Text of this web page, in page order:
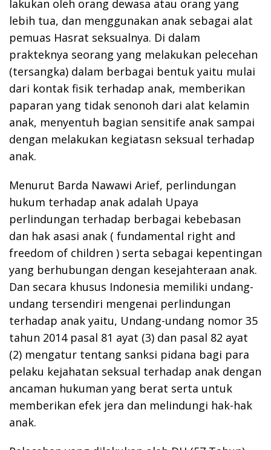
lakukan oleh orang dewasa atau orang yang
lebih tua, dan menggunakan anak sebagai alat
pemuas Hasrat seksualnya. Di dalam
prakteknya seorang yang melakukan pelecehan
(tersangka) dalam berbagai bentuk yaitu mulai
dari kontak fisik terhadap anak, memberikan
paparan yang tidak senonoh dari alat kelamin
anak, menyentuh bagian sensitife anak sampai
dengan melakukan kegiatasn seksual terhadap
anak.
Menurut Barda Nawawi Arief, perlindungan
hukum terhadap anak adalah Upaya
perlindungan terhadap berbagai kebebasan
dan hak asasi anak ( fundamental right and
freedom of children ) serta sebagai kepentingan
yang berhubungan dengan kesejahteraan anak.
Dan secara khusus Indonesia memiliki undang-
undang tersendiri mengenai perlindungan
terhadap anak yaitu, Undang-undang nomor 35
tahun 2014 pasal 81 ayat (3) dan pasal 82 ayat
(2) mengatur tentang sanksi pidana bagi para
pelaku kejahatan seksual terhadap anak dengan
ancaman hukuman yang berat serta untuk
memberikan efek jera dan melindungi hak-hak
anak.